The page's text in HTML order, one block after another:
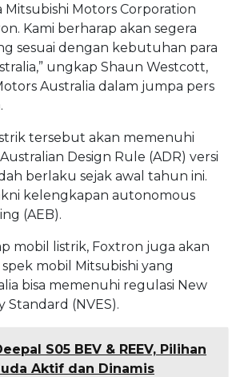
Mitsubishi Motors Corporation
Kami berharap akan segera
sesuai dengan kebutuhan para
ungkap Shaun Westcott,
Australia dalam jumpa pers
tersebut akan memenuhi
Design Rule (ADR) versi
berlaku sejak awal tahun ini.
kelengkapan autonomous
(AEB).
mobil listrik, Foxtron juga akan
mobil Mitsubishi yang
bisa memenuhi regulasi New
Standard (NVES).
S05 BEV & REEV, Pilihan
Aktif dan Dinamis